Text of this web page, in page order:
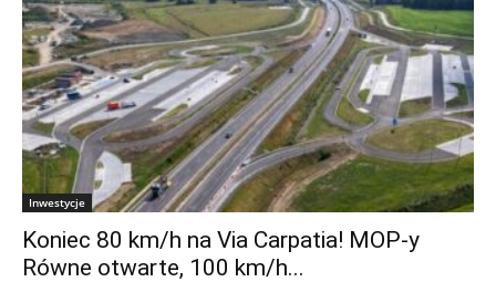
Inwestycje
Koniec 80 km/h na Via Carpatia! MOP-y
Równe otwarte, 100 km/h...